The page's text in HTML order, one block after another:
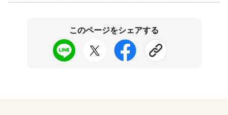
このページをシェアする